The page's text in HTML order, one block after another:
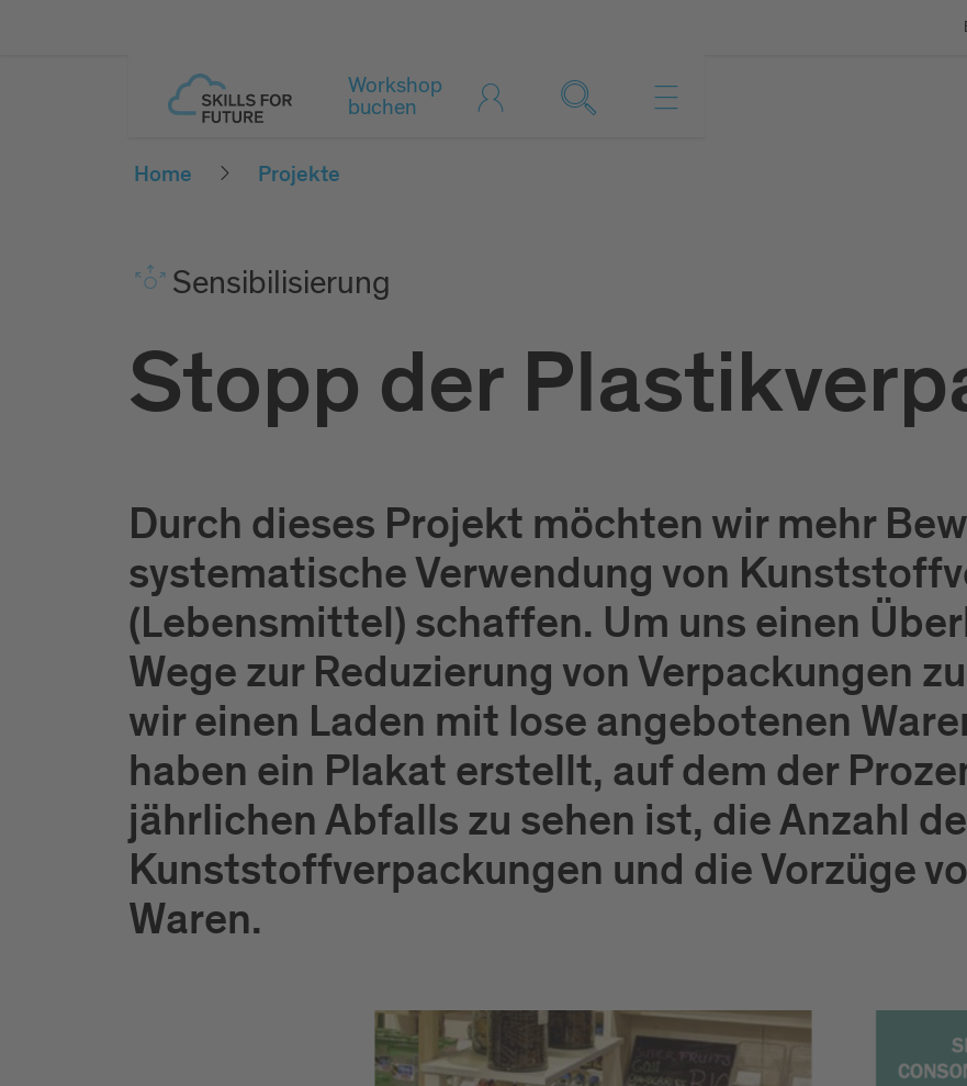
Workshop
buchen
Home Projekte
Sen­si­bi­li­sie­rung
Stopp der
Durch dieses Projekt möchten wir mehr
systematische Verwendung von
(Lebensmittel) schaffen. Um uns einen
Wege zur Reduzierung von Verpackungen
wir einen Laden mit lose angebotenen
haben ein Plakat erstellt, auf dem der
jährlichen Abfalls zu sehen ist, die Anzahl
Kunststoffverpackungen und die Vorzüge
Waren.